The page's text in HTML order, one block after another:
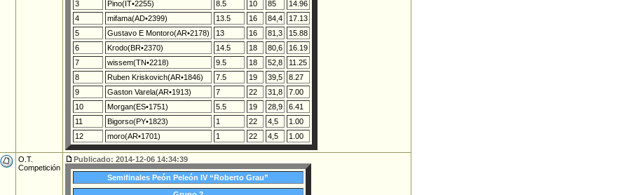
3
Pino(IT•2255) 8.5 10 85
14.96
4
mifama(AD•2399) 13.5 16 84,4
17.13
5
Gustavo E Montoro(AR•2178) 13 16 81,3
15.88
6
Krodo(BR•2370) 14.5 18 80,6
16.19
7
wissem(TN•2218) 9.5 18 52,8
11.25
8
Ruben Kriskovich(AR•1846) 7.5 19 39,5
8.27
9
Gaston Varela(AR•1913) 7 22 31,8
7.00
10
Morgan(ES•1751) 5.5 19 28,9
6.41
11
Bigorso(PY•1823) 1 22 4,5
1.00
12
moro(AR•1701) 1 22 4,5 1.00
O.T.
Competición
Publicado: 2014-12-06 14:34:39
Semifinales Peón Peleón IV “Roberto Grau”